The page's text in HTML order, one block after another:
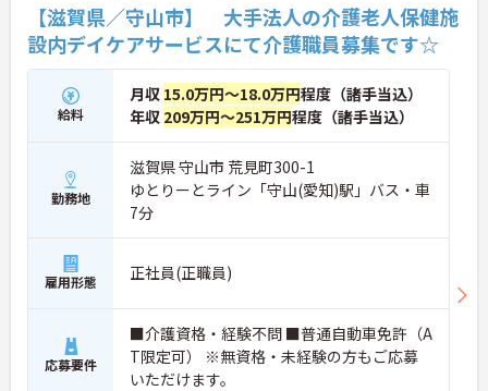
【滋賀県／守山市】 大手法人の介護老人保健施
設内デイケアサービスにて介護職員募集です☆
給料
月収 15.0万円～18.0万円程度（諸手当込）
年収 209万円～251万円程度（諸手当込）
勤務地
滋賀県 守山市 荒見町300-1
ゆとりーとライン「守山(愛知)駅」バス・車
7分
雇用形態 正社員(正職員)
応募要件
■介護資格・経験不問 ■普通自動車免許（A
T限定可） ※無資格・未経験の方もご応募
いただけます。